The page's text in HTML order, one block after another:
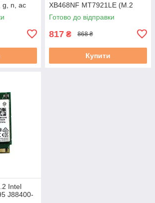
g, n, ac
б/в
XB468NF MT7921LE (M.2
2230, WiFi6 AX+BT5.2, MIMO
2x2) новий
Готово до відправки
817 ₴ 868 ₴
Купити
Intel
J88400-